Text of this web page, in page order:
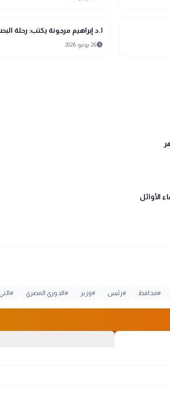
article
مقالات
ا.د إبراهيم مرجونة يكتب: رحلة
schedule26 يونيو 2026
#محافظ #رئيس #وزير #الدوري المصري # التي